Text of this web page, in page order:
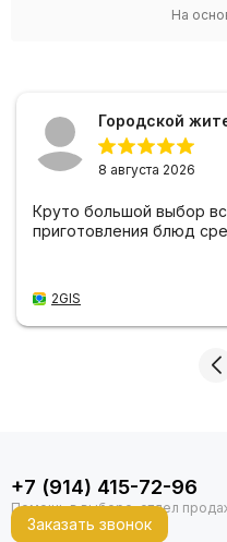
На
Городской
8 августа 2026
Круто большой выбор
приготовления блюд
2GIS
+7 (914) 415-72-96
Заказать звонок